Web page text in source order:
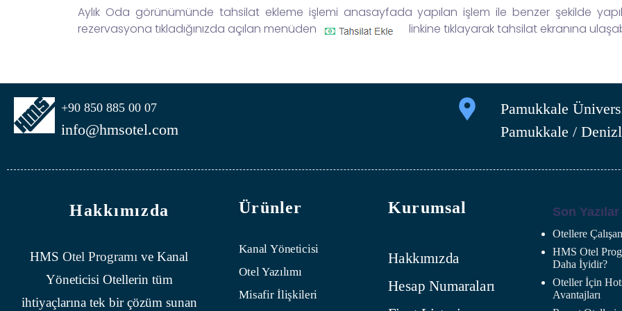
Aylık Oda görünümünde tahsilat ekleme işlemi anasayfada yapılan işlem ile benzer şekilde
rezervasyona tıkladığınızda açılan menüden
linkine tıklayarak tahsilat ekranına
+90 850 885 00 07
info@hmsotel.com
Pamukkale
Pamukkale /
Hakkımızda
HMSOtel Programı ve Kanal
Yöneticisi Otellerin tüm
ihtiyaçlarına tek bir çözüm sunan
Ürünler
Kanal Yöneticisi
Otel Yazılımı
Misafir İlişkileri
Kurumsal
Hakkımızda
Hesap Numaraları
Son Yazılar
Otellere
HMS Otel
Daha İyidir?
Oteller İçin
Avantajları